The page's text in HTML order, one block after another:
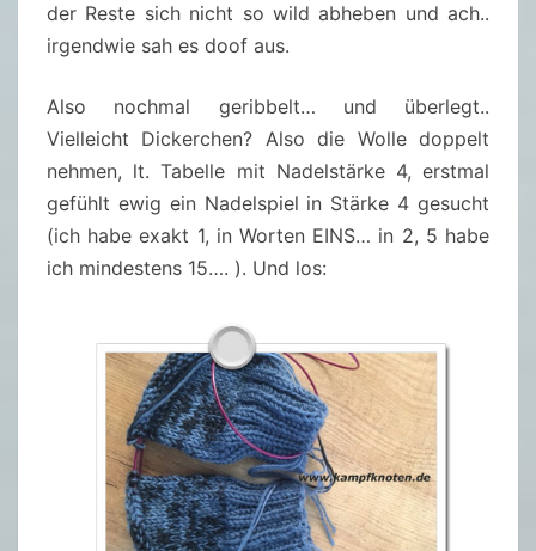
der Reste sich nicht so wild abheben und ach..
irgendwie sah es doof aus.
Also nochmal geribbelt… und überlegt..
Vielleicht Dickerchen? Also die Wolle doppelt
nehmen, lt. Tabelle mit Nadelstärke 4, erstmal
gefühlt ewig ein Nadelspiel in Stärke 4 gesucht
(ich habe exakt 1, in Worten EINS… in 2, 5 habe
ich mindestens 15…. ). Und los: